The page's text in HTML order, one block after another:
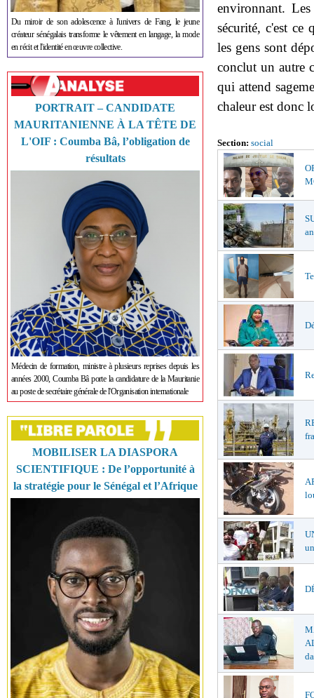
Du miroir de son adolescence à l'univers de Fang, le jeune
créateur sénégalais transforme le vêtement en langage, la mode
en récit et l'identité en œuvre collective.
PORTRAIT – CANDIDATE
MAURITANIENNE À LA TÊTE DE
L'OIF : Coumba Bâ, l’obligation de
résultats
Médecin de formation, ministre à plusieurs reprises depuis les
années 2000, Coumba Bâ porte la candidature de la Mauritanie
au poste de secrétaire générale de l'Organisation internationale
MOBILISER LA DIASPORA
SCIENTIFIQUE : De l’opportunité à
la stratégie pour le Sénégal et l’Afrique
environnant.
sécurité, c'est ce
les gens sont
conclut un autre
qui attend
chaleur est donc
Section: social